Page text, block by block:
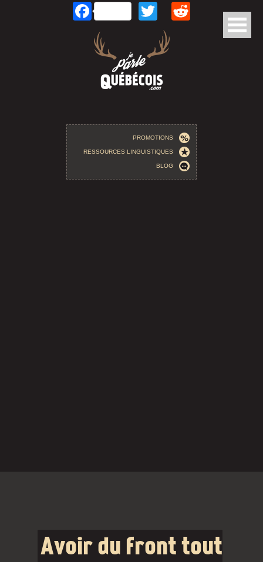
Aller au contenu principalFacebookTwitterReddit
PROMOTIONS
RESSOURCES LINGUISTIQUES
BLOG
Avoir du front tout